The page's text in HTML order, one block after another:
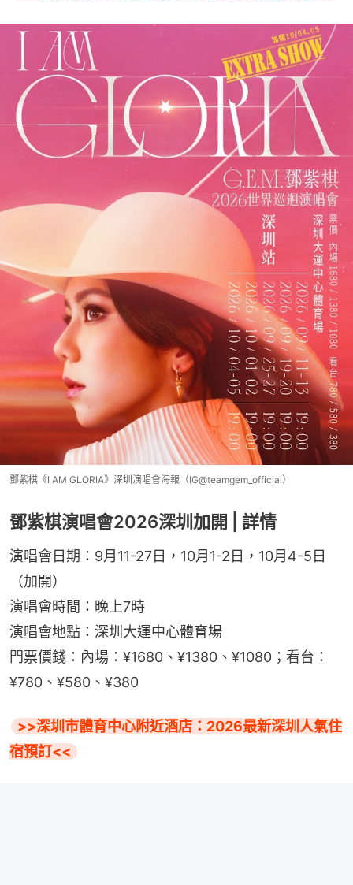
鄧紫棋《I AM GLORIA》深圳演唱會海報（IG@teamgem_official）
鄧紫棋演唱會2026深圳加開 | 詳情
演唱會日期：9月11-27日，10月1-2日，10月4-5日
（加開）
演唱會時間：晚上7時
演唱會地點：深圳大運中心體育場
門票價錢：內場：¥1680、¥1380、¥1080；看台：
¥780、¥580、¥380
>>深圳市體育中心附近酒店：2026最新深圳人氣住
宿預訂<<